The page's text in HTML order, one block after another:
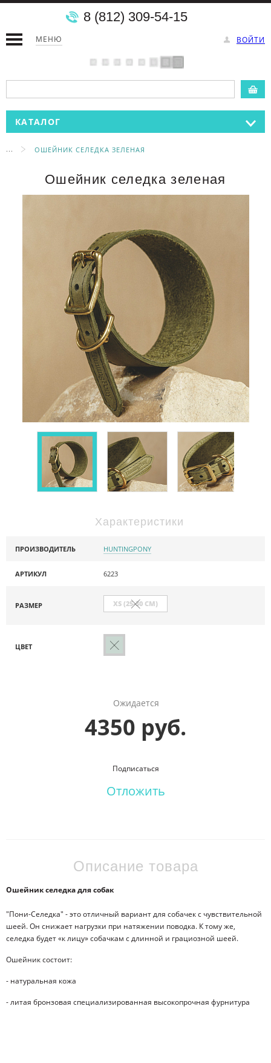
МЕНЮ ВОЙТИ
8 (812) 309-54-15
КАТАЛОГ
... ОШЕЙНИК СЕЛЕДКА ЗЕЛЕНАЯ
Ошейник селедка зеленая
Характеристики
ПРОИЗВОДИТЕЛЬ HUNTINGPONY
АРТИКУЛ 6223
РАЗМЕР XS (25-30 СМ)
ЦВЕТ
Ожидается
4350 руб.
Подписаться
Отложить
Описание товара
Ошейник селедка для собак
"Пони-Селедка" - это отличный вариант для собачек с чувствительной
шеей. Он снижает нагрузки при натяжении поводка. К тому же,
селедка будет «к лицу» собачкам с длинной и грациозной шеей.
Ошейник состоит:
- натуральная кожа
- литая бронзовая специализированная высокопрочная фурнитура